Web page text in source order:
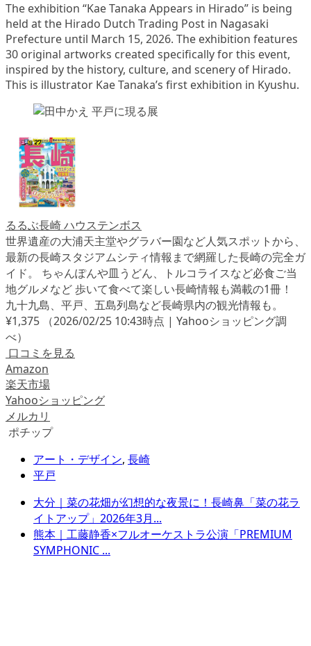
The exhibition “Kae Tanaka Appears in Hirado” is being
held at the Hirado Dutch Trading Post in Nagasaki
Prefecture until March 15, 2026. The exhibition features
30 original artworks created specifically for this event,
inspired by the history, culture, and scenery of Hirado.
This is illustrator Kae Tanaka’s first exhibition in Kyushu.
るるぶ長崎 ハウステンボス
世界遺産の大浦天主堂やグラバー園など人気スポットから、
最新の長崎スタジアムシティ情報まで網羅した長崎の完全ガ
イド。 ちゃんぽんや皿うどん、トルコライスなど必食ご当
地グルメなど 歩いて食べて楽しい長崎情報も満載の1冊！
九十九島、平戸、五島列島など長崎県内の観光情報も。
¥1,375
（2026/02/25 10:43時点 | Yahooショッピング調
べ）
口コミを見る
Amazon
楽天市場
Yahooショッピング
メルカリ
ポチップ
アート・デザイン, 長崎
平戸
大分｜菜の花畑が幻想的な夜景に！長崎鼻「菜の花ラ
イトアップ」2026年3月...
熊本｜工藤静香×フルオーケストラ公演「PREMIUM
SYMPHONIC ...